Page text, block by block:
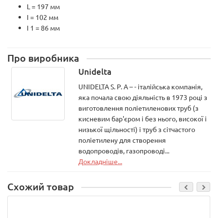
L = 197 мм
I = 102 мм
I 1 = 86 мм
Про виробника
Unidelta
UNIDELTA S. P. A – - італійська компанія,
яка почала свою діяльність в 1973 році з
виготовлення поліетиленових труб (з
кисневим бар'єром і без нього, високої і
низької щільності) і труб з сітчастого
поліетилену для створення
водопроводів, газопроводі...
Докладніше...
Схожий товар